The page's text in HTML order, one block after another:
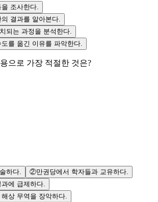
조사한다.
결과를 알아본다.
되는 과정을 분석한다.
를 옮긴 이유를 파악한다.
으로 가장 적절한 것은?
하다. ②만권당에서 학자들과 교유하다.
에 급제하다.
상 무역을 장악하다.